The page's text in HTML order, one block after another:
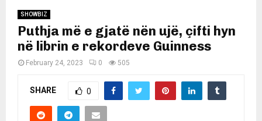
SHOWBIZ
Puthja më e gjatë nën ujë, çifti hyn
në librin e rekordeve Guinness
February 24, 2023 0 505
SHARE 0